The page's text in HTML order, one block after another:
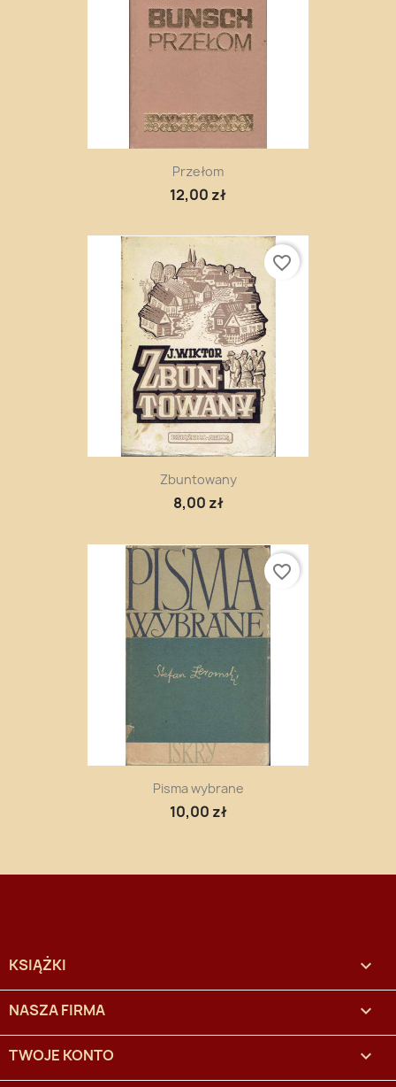
Przełom
12,00 zł
Zbuntowany
8,00 zł
favorite_border
Pisma wybrane
10,00 zł
favorite_border
KSIĄŻKI 
NASZA FIRMA 
TWOJE KONTO 